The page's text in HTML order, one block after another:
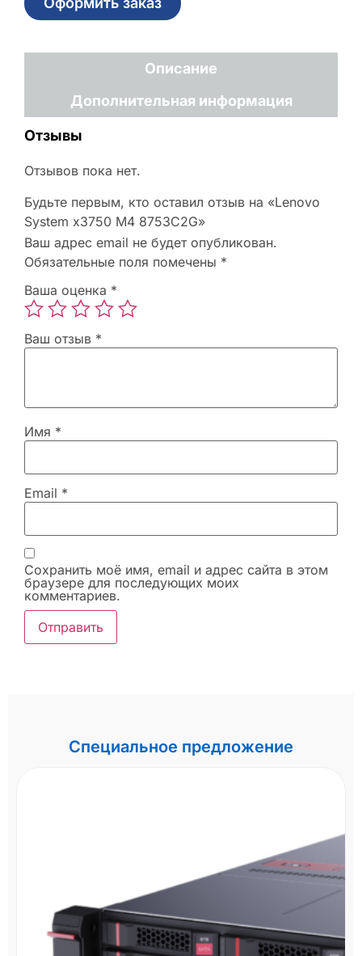
Описание
Дополнительная информация
Отзывы
Отзывов пока нет.
Будьте первым, кто оставил отзыв на «Lenovo
System x3750 M4 8753C2G»
Ваш адрес email не будет опубликован.
Обязательные поля помечены *
Ваша оценка *
Ваш отзыв *
Имя *
Email *
Сохранить моё имя, email и адрес сайта в этом
браузере для последующих моих
комментариев.
Специальное предложение